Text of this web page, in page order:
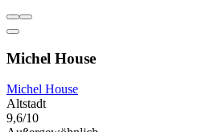
Michel House
Michel House
Altstadt
9,6/10